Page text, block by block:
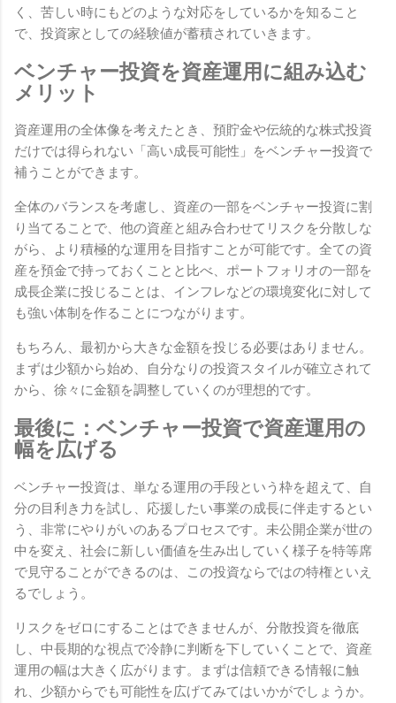
く、苦しい時にもどのような対応をしているかを知ること
で、投資家としての経験値が蓄積されていきます。
ベンチャー投資を資産運用に組み込む
メリット
資産運用の全体像を考えたとき、預貯金や伝統的な株式投資
だけでは得られない「高い成長可能性」をベンチャー投資で
補うことができます。
全体のバランスを考慮し、資産の一部をベンチャー投資に割
り当てることで、他の資産と組み合わせてリスクを分散しな
がら、より積極的な運用を目指すことが可能です。全ての資
産を預金で持っておくことと比べ、ポートフォリオの一部を
成長企業に投じることは、インフレなどの環境変化に対して
も強い体制を作ることにつながります。
もちろん、最初から大きな金額を投じる必要はありません。
まずは少額から始め、自分なりの投資スタイルが確立されて
から、徐々に金額を調整していくのが理想的です。
最後に：ベンチャー投資で資産運用の
幅を広げる
ベンチャー投資は、単なる運用の手段という枠を超えて、自
分の目利き力を試し、応援したい事業の成長に伴走するとい
う、非常にやりがいのあるプロセスです。未公開企業が世の
中を変え、社会に新しい価値を生み出していく様子を特等席
で見守ることができるのは、この投資ならではの特権といえ
るでしょう。
リスクをゼロにすることはできませんが、分散投資を徹底
し、中長期的な視点で冷静に判断を下していくことで、資産
運用の幅は大きく広がります。まずは信頼できる情報に触
れ、少額からでも可能性を広げてみてはいかがでしょうか。